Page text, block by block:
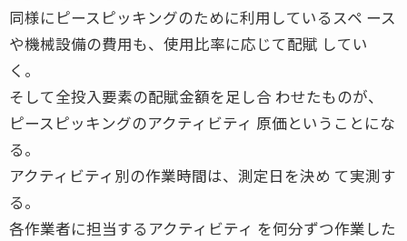
同様にピースピッキングのために利用しているスペ ース
や機械設備の費用も、使用比率に応じて配賦 してい
く。
そして全投入要素の配賦金額を足し合 わせたものが、
ピースピッキングのアクティビティ 原価ということにな
る。
アクティビティ別の作業時間は、測定日を決め て実測す
る。
各作業者に担当するアクティビティ を何分ずつ作業した